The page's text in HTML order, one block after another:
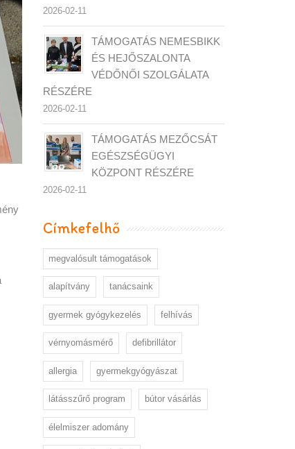
2026-02-11
TÁMOGATÁS NEMESBIKK
ÉS HEJŐSZALONTA
VÉDŐNŐI SZOLGÁLATA
RÉSZÉRE
2026-02-11
TÁMOGATÁS MEZŐCSÁT
EGÉSZSÉGÜGYI
KÖZPONT RÉSZÉRE
2026-02-11
Címkefelhő
megvalósult támogatások
alapítvány tanácsaink
gyermek gyógykezelés felhívás
vérnyomásmérő defibrillátor
allergia gyermekgyógyászat
látásszűrő program bútor vásárlás
élelmiszer adomány